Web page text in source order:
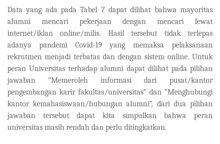
Data yang ada pada Tabel 7 dapat dilihat bahwa mayoritas
alumni mencari pekerjaan dengan mencari lewat
internet/iklan online/milis. Hasil tersebut tidak terlepas
adanya pandemi Covid-19 yang memaksa pelaksanaan
rekrutmen menjadi terbatas dan dengan sistem online. Untuk
peran Universitas terhadap alumni dapat dilihat pada pilihan
jawaban “Memeroleh informasi dari pusat/kantor
pengembangan karir fakultas/universitas” dan “Menghubungi
kantor kemahasiswaan/hubungan alumni”, dari dua pilihan
jawaban tersebut dapat kita simpulkan bahwa peran
universitas masih rendah dan perlu ditingkatkan.